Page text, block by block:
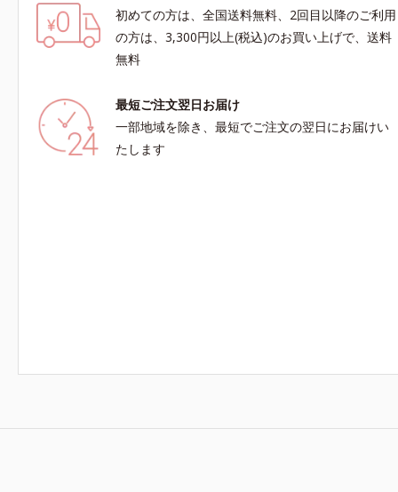
初めての方は、全国送料無料、2回目以降のご利用
の方は、3,300円以上(税込)のお買い上げで、送料
無料
最短ご注文翌日お届け
一部地域を除き、最短でご注文の翌日にお届けい
たします